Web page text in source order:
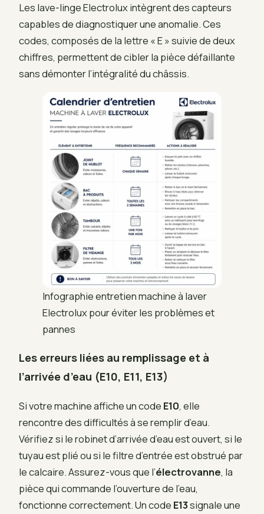
Les lave-linge Electrolux intègrent des capteurs
capables de diagnostiquer une anomalie. Ces
codes, composés de la lettre « E » suivie de deux
chiffres, permettent de cibler la pièce défaillante
sans démonter l’intégralité du châssis.
Infographie entretien machine à laver
Electrolux pour éviter les problèmes et
pannes
Les erreurs liées au remplissage et à
l’arrivée d’eau (E10, E11, E13)
Si votre machine affiche un code E10, elle
rencontre des difficultés à se remplir d’eau.
Vérifiez si le robinet d’arrivée d’eau est ouvert, si le
tuyau est plié ou si le filtre d’entrée est obstrué par
le calcaire. Assurez-vous que l’électrovanne, la
pièce qui commande l’ouverture de l’eau,
fonctionne correctement. Un code E13signale une